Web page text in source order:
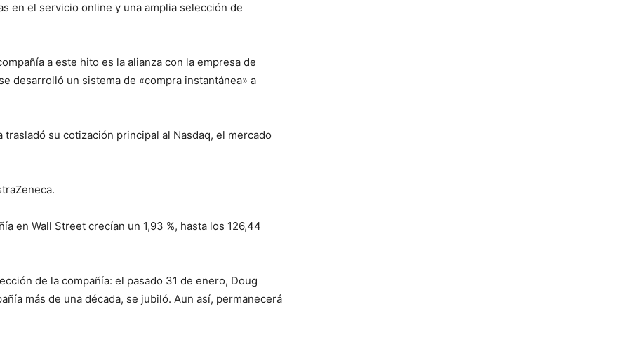
en el servicio online y una amplia selección de
a este hito es la alianza con la empresa de
desarrolló un sistema de «compra instantánea» a
trasladó su cotización principal al Nasdaq, el mercado
en Wall Street crecían un 1,93 %, hasta los 126,44
de la compañía: el pasado 31 de enero, Doug
más de una década, se jubiló. Aun así, permanecerá